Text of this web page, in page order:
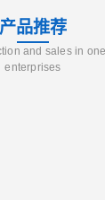
产品推荐
and sales in
enterprises